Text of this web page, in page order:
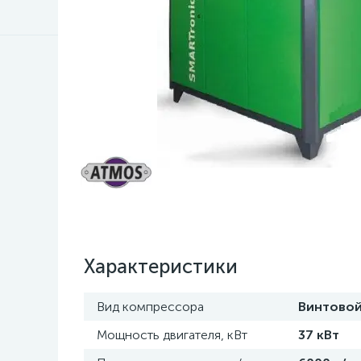
Характеристики
Вид компрессора
Мощность двигателя, кВт
37 кВт